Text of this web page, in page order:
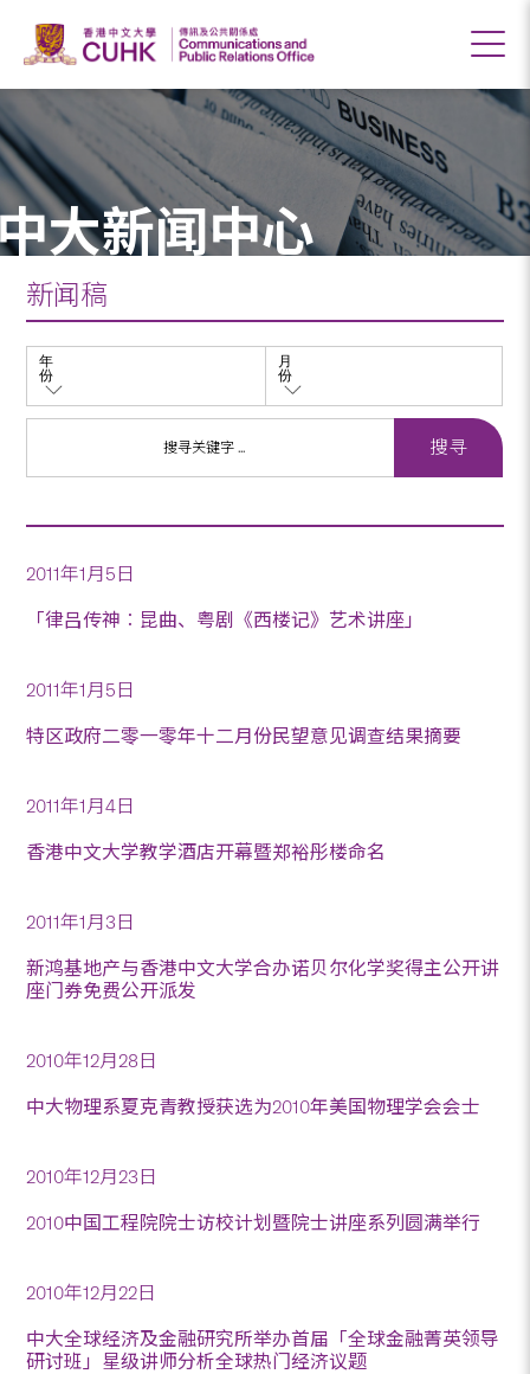
大新闻中心
新闻稿
年
份
月
份
2011年1月5日
「律吕传神︰昆曲、粤剧《西楼记》艺术讲座」
2011年1月5日
特区政府二零一零年十二月份民望意见调查结果摘要
2011年1月4日
香港中文大学教学酒店开幕暨郑裕彤楼命名
2011年1月3日
新鸿基地产与香港中文大学合办诺贝尔化学奖得主公开讲
座门券免费公开派发
2010年12月28日
中大物理系夏克青教授获选为2010年美国物理学会会士
2010年12月23日
2010中国工程院院士访校计划暨院士讲座系列圆满举行
2010年12月22日
中大全球经济及金融研究所举办首届「全球金融菁英领导
研讨班」星级讲师分析全球热门经济议题